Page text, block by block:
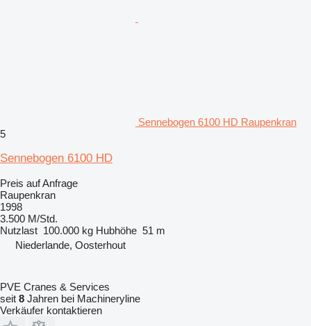
Sennebogen 6100 HD Raupenkran
5
Sennebogen 6100 HD
Preis auf Anfrage
Raupenkran
1998
3.500 M/Std.
Nutzlast 100.000 kg Hubhöhe 51 m
Niederlande, Oosterhout
PVE Cranes & Services
seit 8 Jahren bei Machineryline
Verkäufer kontaktieren